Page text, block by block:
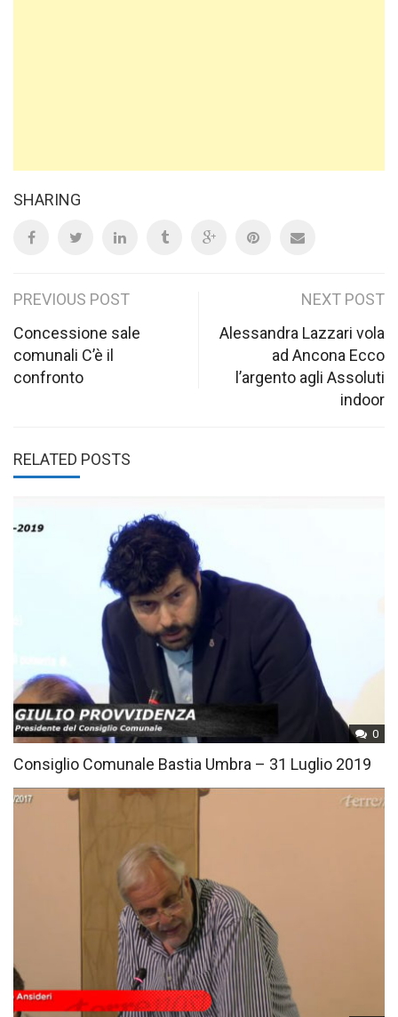
SHARING
Post
navigation
PREVIOUS POST
Concessione sale
comunali C’è il
confronto
NEXT POST
Alessandra Lazzari vola
ad Ancona Ecco
l’argento agli Assoluti
indoor
RELATED POSTS
0
Consiglio Comunale Bastia Umbra – 31 Luglio 2019